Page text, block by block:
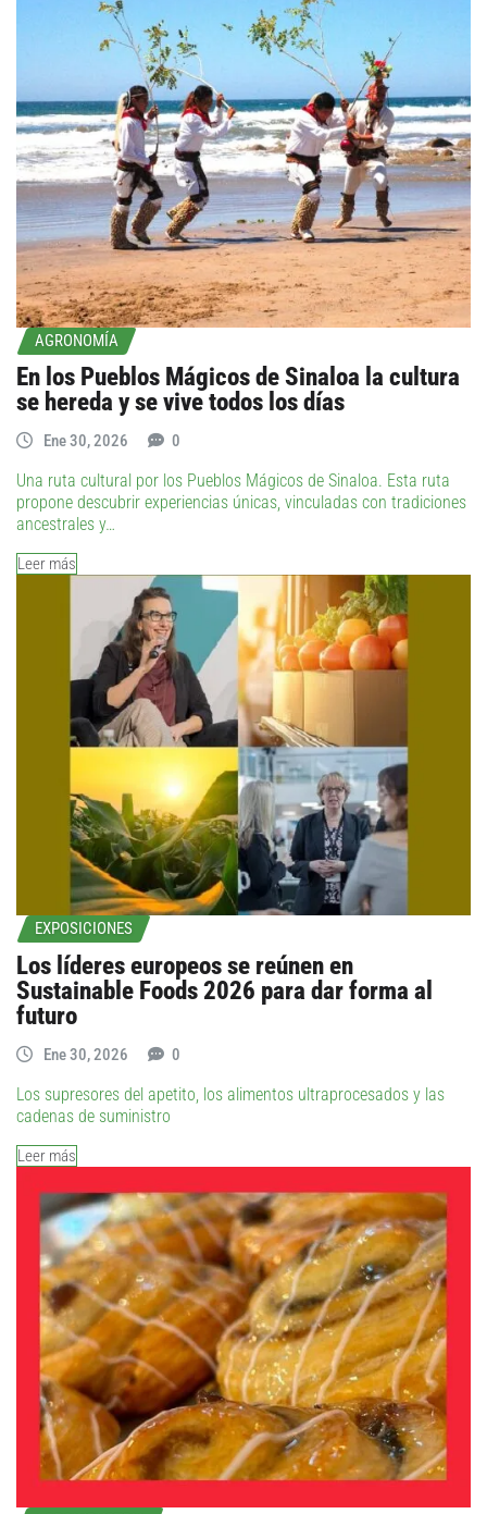
AGRONOMÍA
En los Pueblos Mágicos de Sinaloa la cultura
se hereda y se vive todos los días
Ene 30, 2026 0
Una ruta cultural por los Pueblos Mágicos de Sinaloa. Esta ruta
propone descubrir experiencias únicas, vinculadas con tradiciones
ancestrales y…
Leer más
EXPOSICIONES
Los líderes europeos se reúnen en
Sustainable Foods 2026 para dar forma al
futuro
Ene 30, 2026 0
Los supresores del apetito, los alimentos ultraprocesados y las
cadenas de suministro
Leer más